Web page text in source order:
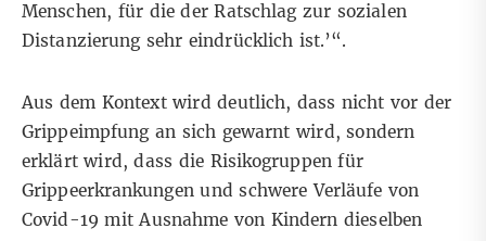
Menschen, für die der Ratschlag zur sozialen
Distanzierung sehr eindrücklich ist.’“.
Aus dem Kontext wird deutlich, dass nicht vor der
Grippeimpfung an sich gewarnt wird, sondern
erklärt wird, dass die Risikogruppen für
Grippeerkrankungen und schwere Verläufe von
Covid-19 mit Ausnahme von Kindern dieselben